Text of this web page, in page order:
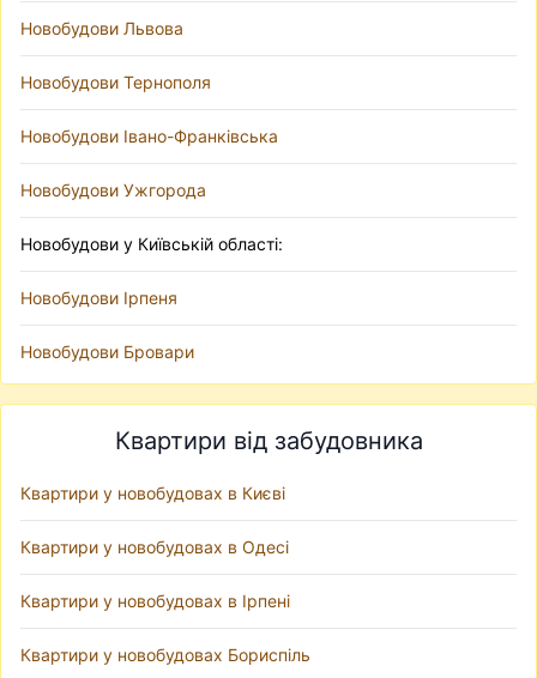
Новобудови Львова
Новобудови Тернополя
Новобудови Івано-Франківська
Новобудови Ужгорода
Новобудови у Київській області:
Новобудови Ірпеня
Новобудови Бровари
Квартири від забудовника
Квартири у новобудовах в Києві
Квартири у новобудовах в Одесі
Квартири у новобудовах в Ірпені
Квартири у новобудовах Бориспіль